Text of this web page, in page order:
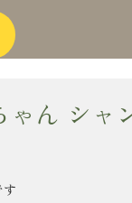
ゃん シャ